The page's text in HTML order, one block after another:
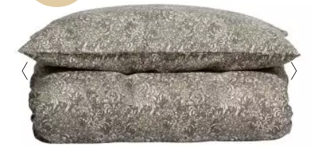
Previous Next